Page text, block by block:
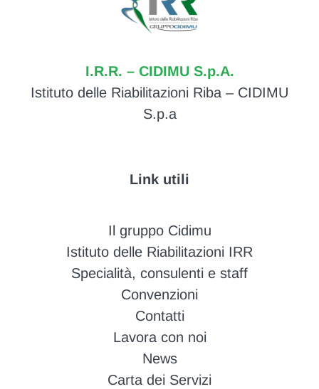
I.R.R. – CIDIMU S.p.A.
Istituto delle Riabilitazioni Riba – CIDIMU
S.p.a
Link utili
Il gruppo Cidimu
Istituto delle Riabilitazioni IRR
Specialità, consulenti e staff
Convenzioni
Contatti
Lavora con noi
News
Carta dei Servizi